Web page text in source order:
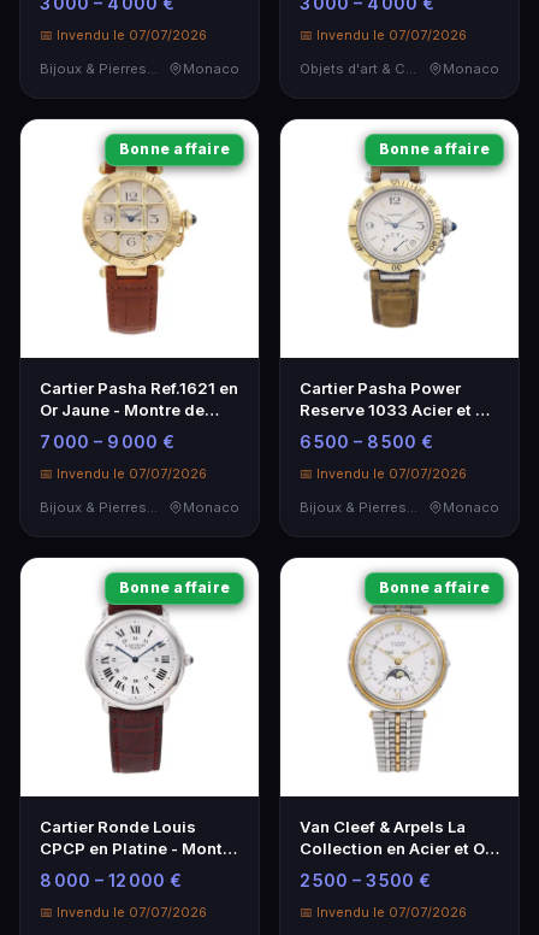
1960
📅 Invendu le 07/07/2026
Bijoux & Pierres Précieuses
Monaco
📅 Invendu le 07/07/2026
Objets d'art & Curiosités
Monaco
Bonne affaire
Cartier Pasha Ref.1621 en
Or Jaune - Montre de
Luxe de 1991
7 000 – 9 000 €
📅 Invendu le 07/07/2026
Bijoux & Pierres Précieuses
Monaco
Bonne affaire
Cartier Pasha Power
Reserve 1033 Acier et Or
- Élégance intemporelle
6 500 – 8 500 €
📅 Invendu le 07/07/2026
Bijoux & Pierres Précieuses
Monaco
Bonne affaire
Cartier Ronde Louis
CPCP en Platine - Montre
de Luxe 1999
8 000 – 12 000 €
📅 Invendu le 07/07/2026
Bonne affaire
Van Cleef & Arpels La
Collection en Acier et Or
- Élégance intemporelle
2 500 – 3 500 €
📅 Invendu le 07/07/2026